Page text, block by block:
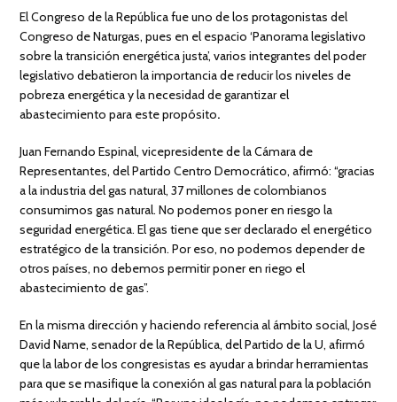
El Congreso de la República fue uno de los protagonistas del
Congreso de Naturgas, pues en el espacio ‘Panorama legislativo
sobre la transición energética justa’, varios integrantes del poder
legislativo debatieron la importancia de reducir los niveles de
pobreza energética y la necesidad de garantizar el
abastecimiento para este propósito.
Juan Fernando Espinal, vicepresidente de la Cámara de
Representantes, del Partido Centro Democrático, afirmó: “gracias
a la industria del gas natural, 37 millones de colombianos
consumimos gas natural. No podemos poner en riesgo la
seguridad energética. El gas tiene que ser declarado el energético
estratégico de la transición. Por eso, no podemos depender de
otros países, no debemos permitir poner en riego el
abastecimiento de gas”.
En la misma dirección y haciendo referencia al ámbito social, José
David Name, senador de la República, del Partido de la U, afirmó
que la labor de los congresistas es ayudar a brindar herramientas
para que se masifique la conexión al gas natural para la población